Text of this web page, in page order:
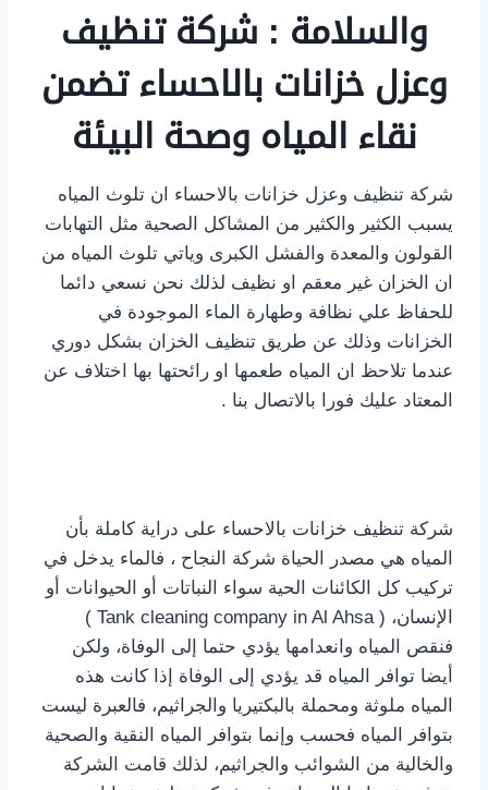
والسلامة : شركة تنظيف
وعزل خزانات بالاحساء تضمن
نقاء المياه وصحة البيئة
شركة تنظيف وعزل خزانات بالاحساء ان تلوث المياه
يسبب الكثير والكثير من المشاكل الصحية مثل التهابات
القولون والمعدة والفشل الكبرى وياتي تلوث المياه من
ان الخزان غير معقم او نظيف لذلك نحن نسعي دائما
للحفاظ علي نظافة وطهارة الماء الموجودة في
الخزانات وذلك عن طريق تنظيف الخزان بشكل دوري
عندما تلاحظ ان المياه طعمها او رائحتها بها اختلاف عن
المعتاد عليك فورا بالاتصال بنا .
شركة تنظيف خزانات بالاحساء على دراية كاملة بأن
المياه هي مصدر الحياة شركة النجاح ، فالماء يدخل في
تركيب كل الكائنات الحية سواء النباتات أو الحيوانات أو
الإنسان، ( Tank cleaning company in Al Ahsa )
فنقص المياه وانعدامها يؤدي حتما إلى الوفاة، ولكن
أيضا توافر المياه قد يؤدي إلى الوفاة إذا كانت هذه
المياه ملوثة ومحملة بالبكتيريا والجراثيم، فالعبرة ليست
بتوافر المياه فحسب وإنما بتوافر المياه النقية والصحية
والخالية من الشوائب والجراثيم، لذلك قامت الشركة